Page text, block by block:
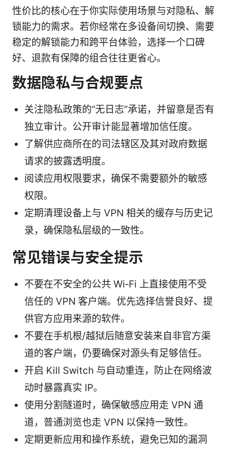
性价比的核心在于你实际使用场景与对隐私、解
锁能力的需求。若你经常在多设备间切换、需要
稳定的解锁能力和跨平台体验，选择一个口碑
好、退款有保障的组合往往更省心。
数据隐私与合规要点
关注隐私政策的“无日志”承诺，并留意是否有
独立审计。公开审计能显著增加信任度。
了解供应商所在的司法辖区及其对政府数据
请求的披露透明度。
阅读应用权限要求，确保不需要额外的敏感
权限。
定期清理设备上与 VPN 相关的缓存与历史记
录，确保隐私层级的一致性。
常见错误与安全提示
不要在不安全的公共 Wi‑Fi 上直接使用不受
信任的 VPN 客户端。优先选择信誉良好、提
供官方应用来源的软件。
不要在手机根/越狱后随意安装来自非官方渠
道的客户端，仍要确保对源头有足够信任。
开启 Kill Switch 与自动重连，防止在网络波
动时暴露真实 IP。
使用分割隧道时，确保敏感应用走 VPN 通
道，普通浏览也走 VPN 以保持一致性。
定期更新应用和操作系统，避免已知的漏洞